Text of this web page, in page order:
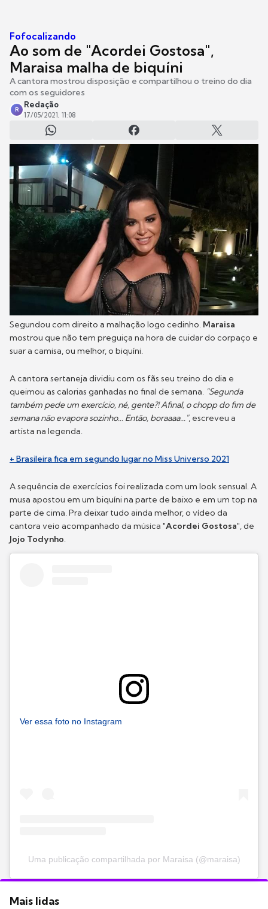
Fofocalizando
Ao som de "Acordei Gostosa",
Maraisa malha de biquíni
A cantora mostrou disposição e compartilhou o treino do dia
com os seguidores
R
Redação
17/05/2021, 11:08
Segundou com direito a malhação logo cedinho. Maraisa
mostrou que não tem preguiça na hora de cuidar do corpaço e
suar a camisa, ou melhor, o biquíni.
A cantora sertaneja dividiu com os fãs seu treino do dia e
queimou as calorias ganhadas no final de semana. "Segunda
também pede um exercício, né, gente?! Afinal, o chopp do fim de
semana não evapora sozinho... Então, boraaaa...", escreveu a
artista na legenda.
+ Brasileira fica em segundo lugar no Miss Universo 2021
A sequência de exercícios foi realizada com um look sensual. A
musa apostou em um biquíni na parte de baixo e em um top na
parte de cima. Pra deixar tudo ainda melhor, o vídeo da
cantora veio acompanhado da música "Acordei Gostosa", de
Jojo Todynho.
Ver essa foto no Instagram
Uma publicação compartilhada por Maraisa (@maraisa)
Mais lidas